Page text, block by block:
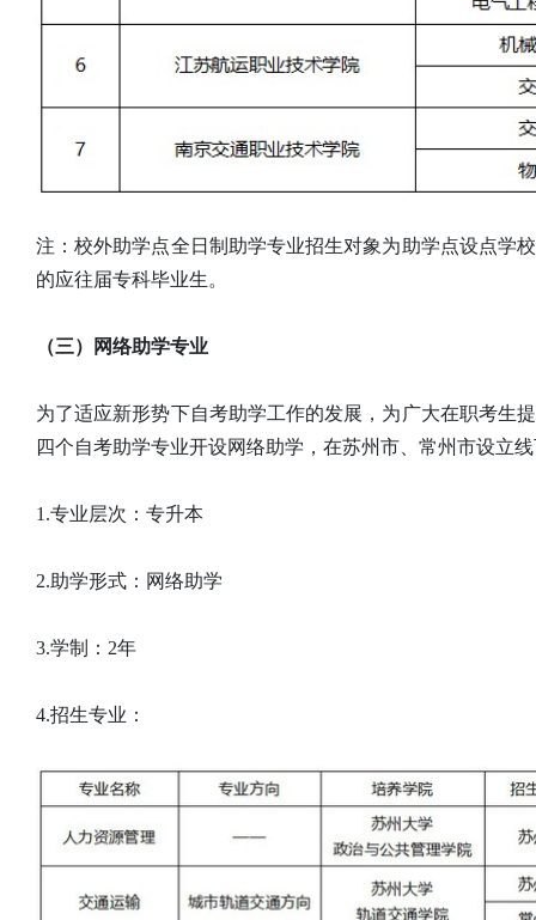
注：校外助学点全日制助学专业招生对象为助学点设点学
的应往届专科毕业生。
（三）网络助学专业
为了适应新形势下自考助学工作的发展，为广大在职考生
四个自考助学专业开设网络助学，在苏州市、常州市设立
1.专业层次：专升本
2.助学形式：网络助学
3.学制：2年
4.招生专业：